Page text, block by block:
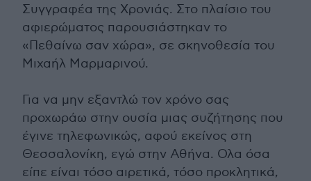
Συγγραφέα της Χρονιάς. Στο πλαίσιο του
αφιερώματος παρουσιάστηκαν το
«Πεθαίνω σαν χώρα», σε σκηνοθεσία του
Μιχαήλ Μαρμαρινού.
Για να μην εξαντλώ τον χρόνο σας
προχωράω στην ουσία μιας συζήτησης που
έγινε τηλεφωνικώς, αφού εκείνος στη
Θεσσαλονίκη, εγώ στην Αθήνα. Ολα όσα
είπε είναι τόσο αιρετικά, τόσο προκλητικά,